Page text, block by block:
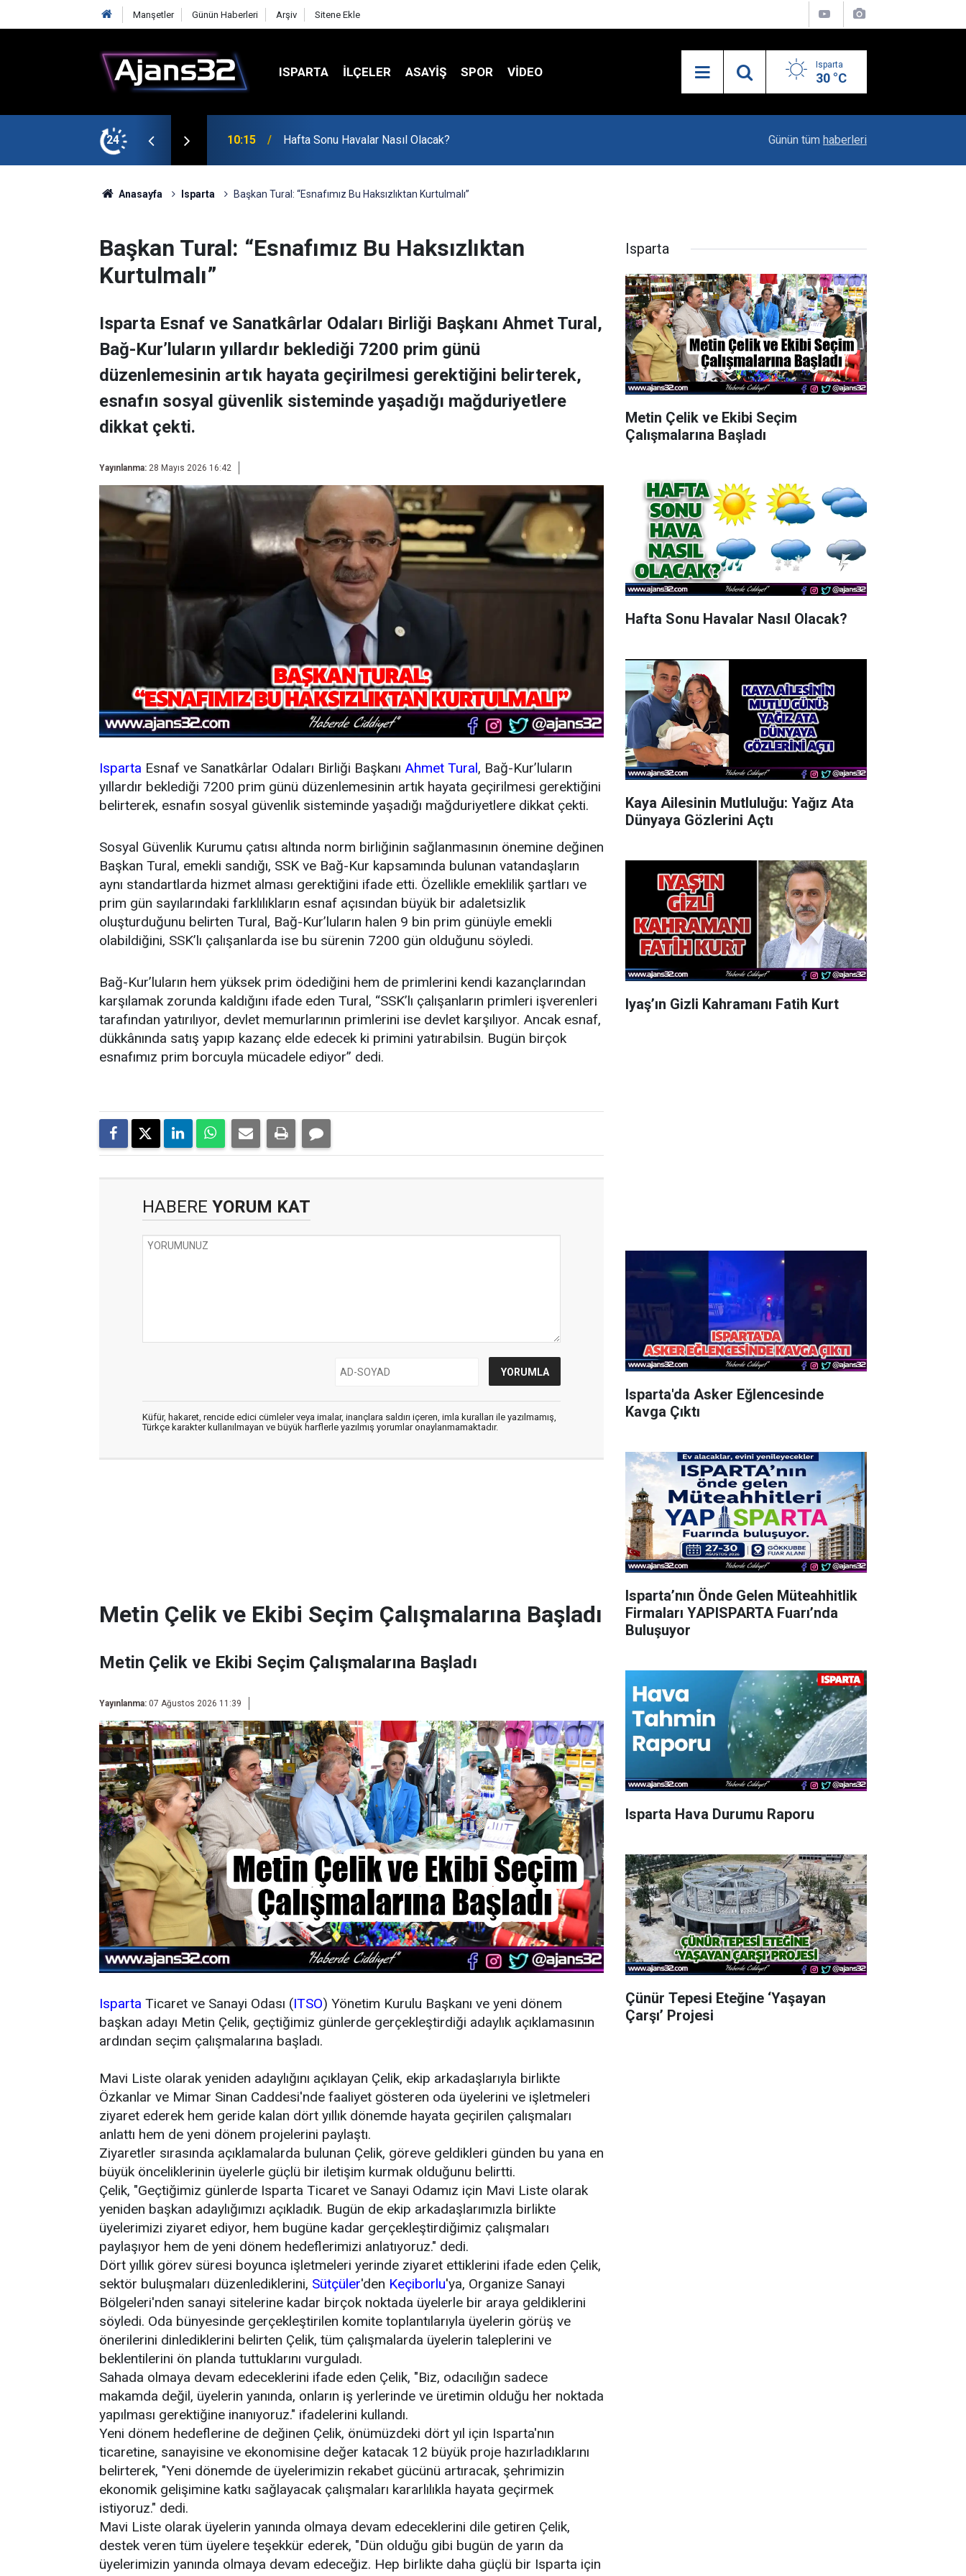
Manşetler Günün Haberleri Arşiv Sitene Ekle
ISPARTA İLÇELER ASAYİŞ SPOR VIDEO Isparta
30 °C
24 10:15 Hafta Sonu Havalar Nasıl Olacak? Kaya Ailesinin Mutluluğu: Yağız Ata Dünyaya
Günün tüm haberleri
Anasayfa Isparta Başkan Tural: “Esnafımız Bu Haksızlıktan Kurtulmalı”
Başkan Tural: “Esnafımız Bu Haksızlıktan
Kurtulmalı”
Isparta Esnaf ve Sanatkârlar Odaları Birliği Başkanı Ahmet Tural,
Bağ-Kur’luların yıllardır beklediği 7200 prim günü
düzenlemesinin artık hayata geçirilmesi gerektiğini belirterek,
esnafın sosyal güvenlik sisteminde yaşadığı mağduriyetlere
dikkat çekti.
Yayınlanma: 28 Mayıs 2026 16:42
Isparta Esnaf ve Sanatkârlar Odaları Birliği Başkanı Ahmet Tural, Bağ-Kur’luların
yıllardır beklediği 7200 prim günü düzenlemesinin artık hayata geçirilmesi gerektiğini
belirterek, esnafın sosyal güvenlik sisteminde yaşadığı mağduriyetlere dikkat çekti.
Sosyal Güvenlik Kurumu çatısı altında norm birliğinin sağlanmasının önemine değinen
Başkan Tural, emekli sandığı, SSK ve Bağ-Kur kapsamında bulunan vatandaşların
aynı standartlarda hizmet alması gerektiğini ifade etti. Özellikle emeklilik şartları ve
prim gün sayılarındaki farklılıkların esnaf açısından büyük bir adaletsizlik
oluşturduğunu belirten Tural, Bağ-Kur’luların halen 9 bin prim günüyle emekli
olabildiğini, SSK’lı çalışanlarda ise bu sürenin 7200 gün olduğunu söyledi.
Bağ-Kur’luların hem yüksek prim ödediğini hem de primlerini kendi kazançlarından
karşılamak zorunda kaldığını ifade eden Tural, “SSK’lı çalışanların primleri işverenleri
tarafından yatırılıyor, devlet memurlarının primlerini ise devlet karşılıyor. Ancak esnaf,
dükkânında satış yapıp kazanç elde edecek ki primini yatırabilsin. Bugün birçok
esnafımız prim borcuyla mücadele ediyor” dedi.
HABERE YORUM KAT
Küfür, hakaret, rencide edici cümleler veya imalar, inançlara saldırı içeren, imla kuralları ile yazılmamış,
Türkçe karakter kullanılmayan ve büyük harflerle yazılmış yorumlar onaylanmamaktadır.
Metin Çelik ve Ekibi Seçim Çalışmalarına Başladı
Metin Çelik ve Ekibi Seçim Çalışmalarına Başladı
Yayınlanma: 07 Ağustos 2026 11:39
Isparta Ticaret ve Sanayi Odası (ITSO) Yönetim Kurulu Başkanı ve yeni dönem
başkan adayı Metin Çelik, geçtiğimiz günlerde gerçekleştirdiği adaylık açıklamasının
ardından seçim çalışmalarına başladı.
Mavi Liste olarak yeniden adaylığını açıklayan Çelik, ekip arkadaşlarıyla birlikte
Özkanlar ve Mimar Sinan Caddesi'nde faaliyet gösteren oda üyelerini ve işletmeleri
ziyaret ederek hem geride kalan dört yıllık dönemde hayata geçirilen çalışmaları
anlattı hem de yeni dönem projelerini paylaştı.
Ziyaretler sırasında açıklamalarda bulunan Çelik, göreve geldikleri günden bu yana en
büyük önceliklerinin üyelerle güçlü bir iletişim kurmak olduğunu belirtti.
Çelik, "Geçtiğimiz günlerde Isparta Ticaret ve Sanayi Odamız için Mavi Liste olarak
yeniden başkan adaylığımızı açıkladık. Bugün de ekip arkadaşlarımızla birlikte
üyelerimizi ziyaret ediyor, hem bugüne kadar gerçekleştirdiğimiz çalışmaları
paylaşıyor hem de yeni dönem hedeflerimizi anlatıyoruz." dedi.
Dört yıllık görev süresi boyunca işletmeleri yerinde ziyaret ettiklerini ifade eden Çelik,
sektör buluşmaları düzenlediklerini, Sütçüler'den Keçiborlu'ya, Organize Sanayi
Bölgeleri'nden sanayi sitelerine kadar birçok noktada üyelerle bir araya geldiklerini
söyledi. Oda bünyesinde gerçekleştirilen komite toplantılarıyla üyelerin görüş ve
önerilerini dinlediklerini belirten Çelik, tüm çalışmalarda üyelerin taleplerini ve
beklentilerini ön planda tuttuklarını vurguladı.
Sahada olmaya devam edeceklerini ifade eden Çelik, "Biz, odacılığın sadece
makamda değil, üyelerin yanında, onların iş yerlerinde ve üretimin olduğu her noktada
yapılması gerektiğine inanıyoruz." ifadelerini kullandı.
Yeni dönem hedeflerine de değinen Çelik, önümüzdeki dört yıl için Isparta'nın
ticaretine, sanayisine ve ekonomisine değer katacak 12 büyük proje hazırladıklarını
belirterek, "Yeni dönemde de üyelerimizin rekabet gücünü artıracak, şehrimizin
ekonomik gelişimine katkı sağlayacak çalışmaları kararlılıkla hayata geçirmek
istiyoruz." dedi.
Mavi Liste olarak üyelerin yanında olmaya devam edeceklerini dile getiren Çelik,
destek veren tüm üyelere teşekkür ederek, "Dün olduğu gibi bugün de yarın da
üyelerimizin yanında olmaya devam edeceğiz. Hep birlikte daha güçlü bir Isparta için
Isparta
Metin Çelik ve Ekibi Seçim
Çalışmalarına Başladı
Hafta Sonu Havalar Nasıl Olacak?
Kaya Ailesinin Mutluluğu: Yağız Ata
Dünyaya Gözlerini Açtı
Iyaş’ın Gizli Kahramanı Fatih Kurt
Isparta'da Asker Eğlencesinde
Kavga Çıktı
Isparta’nın Önde Gelen Müteahhitlik
Firmaları YAPISPARTA Fuarı’nda
Buluşuyor
Isparta Hava Durumu Raporu
Çünür Tepesi Eteğine ‘Yaşayan
Çarşı’ Projesi